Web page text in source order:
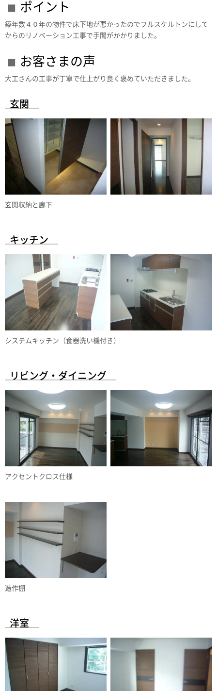
ポイント
築年数４０年の物件で床下地が悪かったのでフルスケルトンにして
からのリノベーション工事で手間がかかりました。
お客さまの声
大工さんの工事が丁寧で仕上がり良く褒めていただきました。
玄関
玄関収納と廊下
キッチン
システムキッチン（食器洗い機付き）
リビング・ダイニング
アクセントクロス仕様
造作棚
洋室